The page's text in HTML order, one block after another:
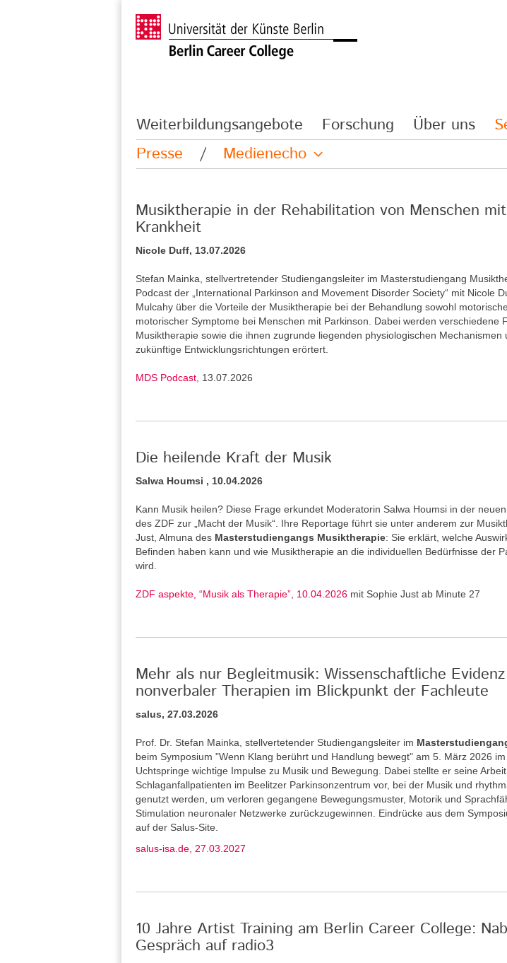
Weiterbildungsangebote Forschung Über uns
Presse
/ Medienecho
Musiktherapie in der Rehabilitation von Menschen
Krankheit
Nicole Duff, 13.07.2026
Stefan Mainka, stellvertretender Studiengangsleiter im Masterstudiengang
Podcast der „International Parkinson and Movement Disorder Society“ mit Nicole
Mulcahy über die Vorteile der Musiktherapie bei der Behandlung sowohl
motorischer Symptome bei Menschen mit Parkinson. Dabei werden verschiedene
Musiktherapie sowie die ihnen zugrunde liegenden physiologischen Mechanismen
zukünftige Entwicklungsrichtungen erörtert.
MDS Podcast , 13.07.2026
Die heilende Kraft der Musik
Salwa Houmsi , 10.04.2026
Kann Musik heilen? Diese Frage erkundet Moderatorin Salwa Houmsi in der
des ZDF zur „Macht der Musik“. Ihre Reportage führt sie unter anderem zur
Just, Almuna des Masterstudiengangs Musiktherapie: Sie erklärt, welche
Befinden haben kann und wie Musiktherapie an die individuellen Bedürfnisse der
wird.
ZDF aspekte, “Musik als Therapie”, 10.04.2026 mit Sophie Just ab Minute 27
Mehr als nur Begleitmusik: Wissenschaftliche
nonverbaler Therapien im Blickpunkt der Fachleute
salus, 27.03.2026
Prof. Dr. Stefan Mainka, stellvertetender Studiengangsleiter im
beim Symposium "Wenn Klang berührt und Handlung bewegt" am 5. März 2026
Uchtspringe wichtige Impulse zu Musik und Bewegung. Dabei stellte er seine
Schlaganfallpatienten im Beelitzer Parkinsonzentrum vor, bei der Musik und
genutzt werden, um verloren gegangene Bewegungsmuster, Motorik und
Stimulation neuronaler Netzwerke zurückzugewinnen. Eindrücke aus dem
auf der Salus-Site.
salus-isa.de, 27.03.2027
10 Jahre Artist Training am Berlin Career College:
Gespräch auf radio3